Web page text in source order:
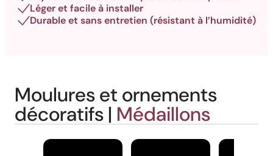
Léger et facile à installer
Durable et sans entretien (résistant à l’humidité)
Moulures et ornements
décoratifs | Médaillons